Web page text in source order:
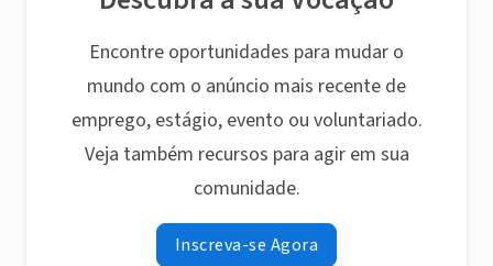
Encontre oportunidades para mudar o
mundo com o anúncio mais recente de
emprego, estágio, evento ou voluntariado.
Veja também recursos para agir em sua
comunidade.
Inscreva-se Agora